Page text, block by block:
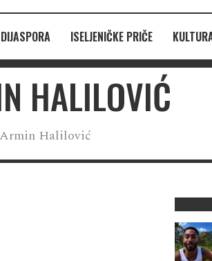
DIJASPORA ISELJENIČKE PRIČE
HALILOVIĆ
Armin Halilović